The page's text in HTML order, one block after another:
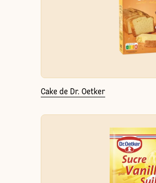
Cake de Dr. Oetker